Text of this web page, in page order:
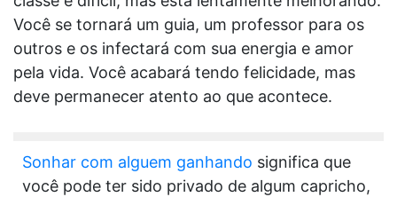
Você se tornará um guia, um professor para os
outros e os infectará com sua energia e amor
pela vida. Você acabará tendo felicidade, mas
deve permanecer atento ao que acontece.
Sonhar com alguem ganhando significa que
você pode ter sido privado de algum capricho,